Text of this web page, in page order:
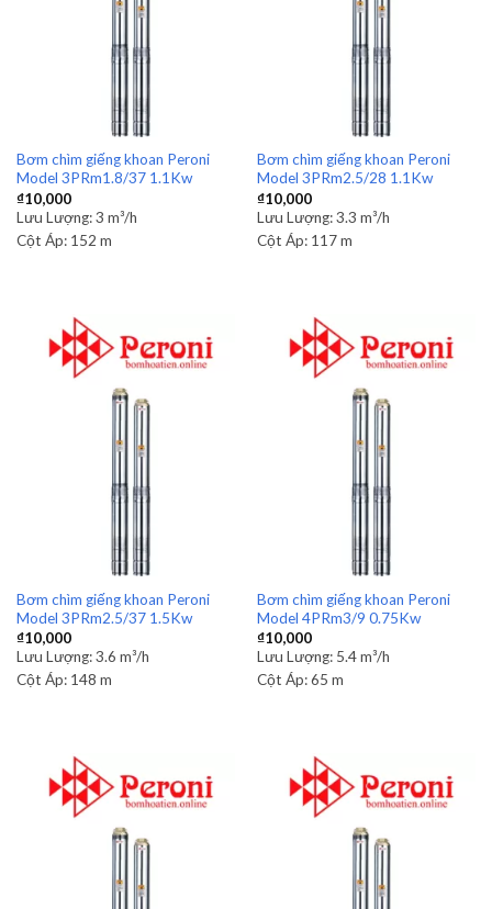
Bơm chìm giếng khoan Peroni
Model 3PRm1.8/37 1.1Kw
₫10,000
Lưu Lượng:3 m³/h
Cột Áp: 152 m
Bơm chìm giếng khoan Peroni
Model 3PRm2.5/28 1.1Kw
₫10,000
Lưu Lượng:3.3 m³/h
Cột Áp: 117 m
Bơm chìm giếng khoan Peroni
Model 3PRm2.5/37 1.5Kw
₫10,000
Lưu Lượng:3.6 m³/h
Cột Áp: 148 m
Bơm chìm giếng khoan Peroni
Model 4PRm3/9 0.75Kw
₫10,000
Lưu Lượng: 5.4 m³/h
Cột Áp:65 m